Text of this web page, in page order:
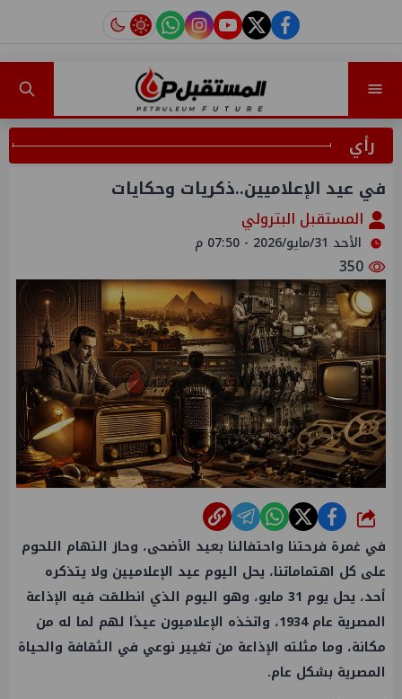
facebook
twitter
youtube
instagram
tiktok
رأي
في عيد الإعلاميين..ذكريات وحكايات
المستقبل البترولي
الأحد 31/مايو/2026 - 07:50 م
شارك
في غمرة فرحتنا واحتفالنا بعيد الأضحى، وحاز التهام اللحوم
على كل اهتماماتنا، يحل اليوم عيد الإعلاميين ولا يتذكره
أحد، يحل يوم 31 مايو، وهو اليوم الذي انطلقت فيه الإذاعة
المصرية عام 1934، واتخذه الإعلاميون عيدًا لهم لما له من
مكانة، وما مثلته الإذاعة من تغيير نوعي في الثقافة والحياة
المصرية بشكل عام.